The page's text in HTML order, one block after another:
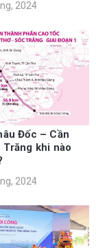
2024
Đốc – Cần
khi nào
2024